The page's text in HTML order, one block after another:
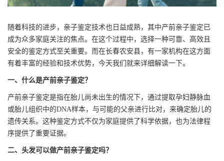
随着科技的进步，亲子鉴定技术也日益成熟，其中产前亲子鉴定已
成为众多家庭关注的焦点。在这个过程中，选择一种可靠、高效且
安全的鉴定方式至关重要。而在长春农安县，有一家机构在这方面
有着丰富的经验和技术优势，今天我们就来详细解读一下。
一、什么是产前亲子鉴定？
产前亲子鉴定是指在胎儿尚未出生的情况下，通过提取孕妇静脉血
或胎儿组织中的DNA样本，与可能的父亲进行比对，来确定胎儿的
遗传关系。这种鉴定方式不仅为家庭提供了科学依据，也为法律程
序提供了重要证据。
二、头发可以做产前亲子鉴定吗？